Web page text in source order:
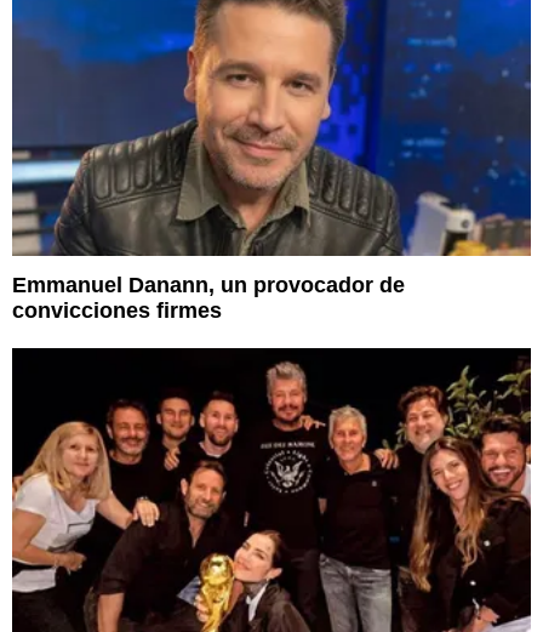
Emmanuel Danann, un provocador de
convicciones firmes